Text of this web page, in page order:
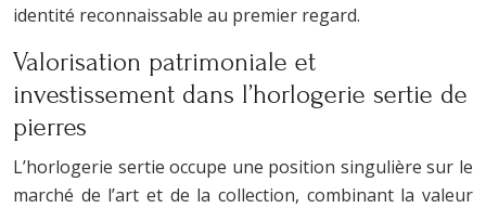
identité reconnaissable au premier regard.
Valorisation patrimoniale et
investissement dans l’horlogerie sertie de
pierres
L’horlogerie sertie occupe une position singulière sur le
marché de l’art et de la collection, combinant la valeur